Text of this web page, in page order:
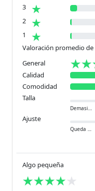
3
2
1
Valoración promedio de
General
Calidad
Comodidad
Talla
Demasiado pequeño
Ajuste
Queda ajustado
Algo pequeña